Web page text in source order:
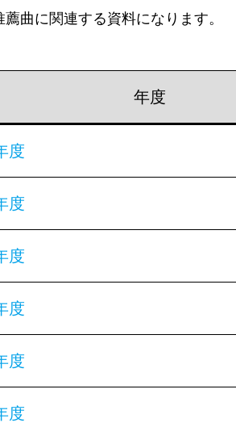
曲に関連する資料になります。
年度
度
度
度
度
度
度